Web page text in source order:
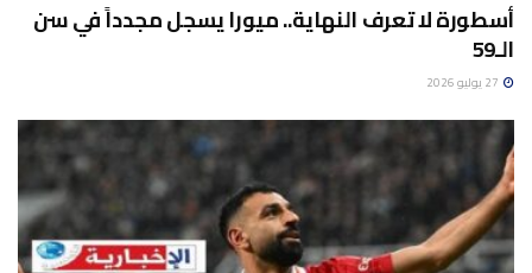
أسطورة لا تعرف النهاية.. ميورا يسجل مجدداً في سن
الـ59